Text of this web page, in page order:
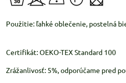
Použitie: ľahké oblečenie,
Certifikát: OEKO-TEX Standard 100
Zrážanlivosť: 5%, odporúčame pred